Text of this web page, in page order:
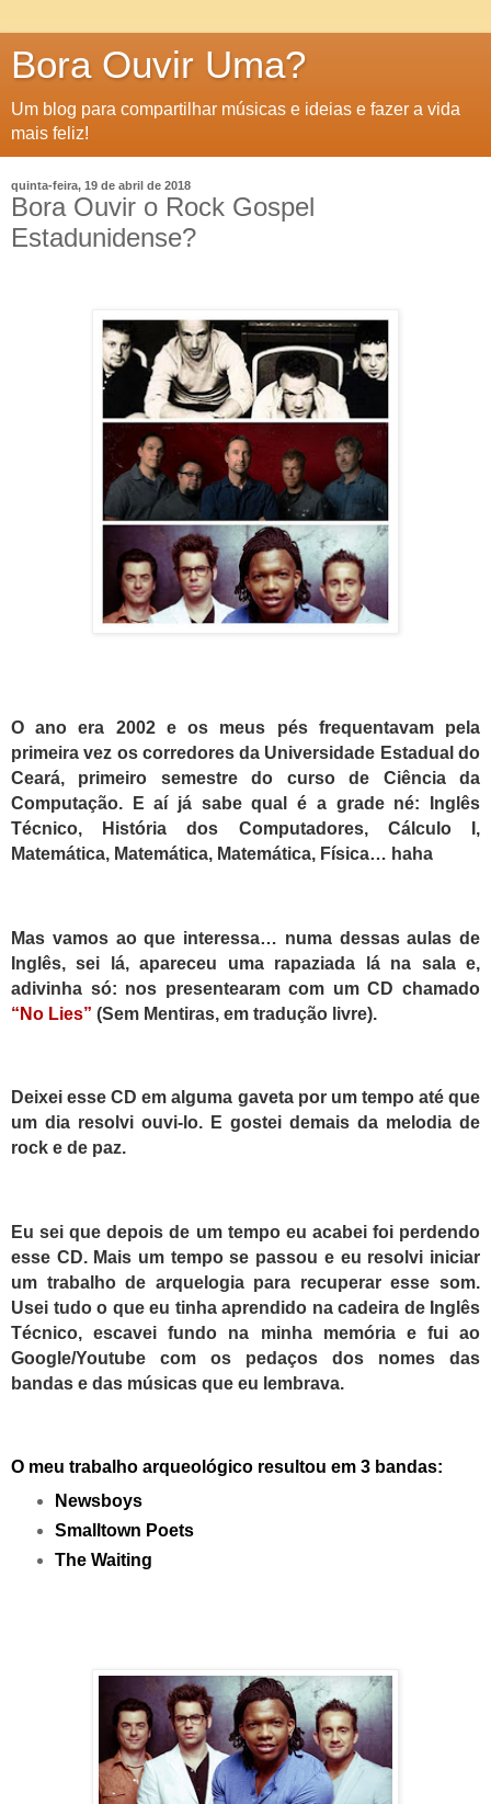
Bora Ouvir Uma?
Um blog para compartilhar músicas e ideias e fazer a vida
mais feliz!
quinta-feira, 19 de abril de 2018
Bora Ouvir o Rock Gospel
Estadunidense?
O ano era 2002 eos meus pés frequentavam pela
primeira vez os corredores da Universidade Estadual do
Ceará, primeiro semestre do curso de Ciência da
Computação. E aí já sabe qual é a grade né: Inglês
Técnico, História dos Computadores, Cálculo I,
Matemática, Matemática, Matemática, Física… haha
Mas vamos ao que interessa… numa dessas aulas de
Inglês, sei lá, apareceu uma rapaziada lá na sala e,
adivinha só: nos presentearam com um CD chamado
“No Lies” (Sem Mentiras, em tradução livre).
Deixei esse CD em alguma gaveta por um tempo até que
um dia resolvi ouvi-lo. E gostei demais da melodia de
rock e de paz.
Eu sei que depois de um tempo eu acabei foi perdendo
esse CD. Mais um tempo se passou e eu resolvi iniciar
um trabalho de arquelogia para recuperar esse som.
Usei tudo o que eu tinha aprendido na cadeira de Inglês
Técnico, escavei fundo na minha memória e fui ao
Google/Youtube com os pedaços dos nomes das
bandas e das músicas que eu lembrava.
O meu trabalho arqueológico resultou em 3 bandas:
Newsboys
Smalltown Poets
The Waiting